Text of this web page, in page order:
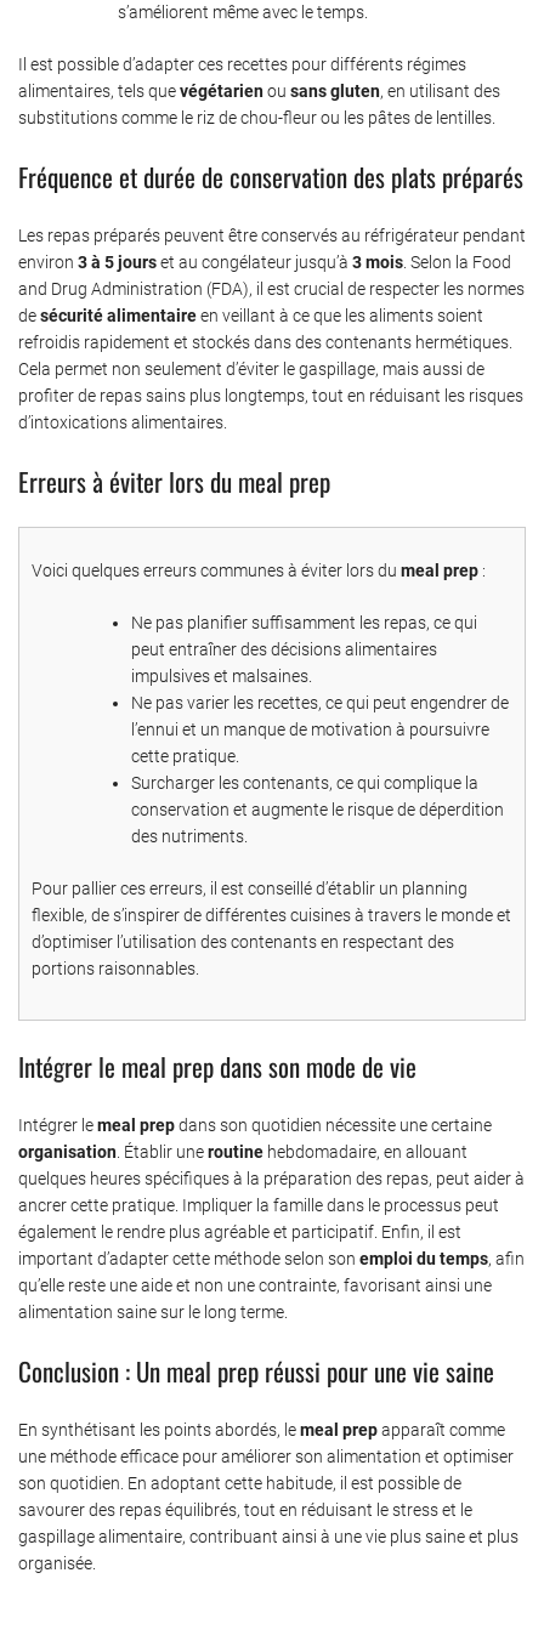
s’améliorent même avec le temps.
Il est possible d’adapter ces recettes pour différents régimes
alimentaires, tels quevégétarienou sans gluten, en utilisant des
substitutions comme le riz de chou-fleur ou les pâtes de lentilles.
Fréquence et durée de conservation des plats préparés
Les repas préparés peuvent être conservés au réfrigérateur pendant
environ 3 à 5 jourset au congélateur jusqu’à 3 mois . Selon la Food
and Drug Administration (FDA), il est crucial de respecter les normes
desécurité alimentaireen veillant à ce que les aliments soient
refroidis rapidement et stockés dans des contenants hermétiques.
Cela permet non seulement d’éviter le gaspillage, mais aussi de
profiter de repas sains plus longtemps, tout en réduisant les risques
d’intoxications alimentaires.
Erreurs à éviter lors du meal prep
Voici quelques erreurs communes à éviter lors du meal prep :
Ne pas planifier suffisamment les repas, ce qui
peut entraîner des décisions alimentaires
impulsives et malsaines.
Ne pas varier les recettes, ce qui peut engendrer de
l’ennui et un manque de motivation à poursuivre
cette pratique.
Surcharger les contenants, ce qui complique la
conservation et augmente le risque de déperdition
des nutriments.
Pour pallier ces erreurs, il est conseillé d’établir un planning
flexible, de s’inspirer de différentes cuisines à travers le monde et
d’optimiser l’utilisation des contenants en respectant des
portions raisonnables.
Intégrer le meal prep dans son mode de vie
Intégrer lemeal prepdans son quotidien nécessite une certaine
organisation . Établir uneroutine hebdomadaire, en allouant
quelques heures spécifiques à la préparation des repas, peut aider à
ancrer cette pratique. Impliquer la famille dans le processus peut
également le rendre plus agréable et participatif. Enfin, il est
important d’adapter cette méthode selon son emploi du temps, afin
qu’elle reste une aide et non une contrainte, favorisant ainsi une
alimentation saine sur le long terme.
Conclusion : Un meal prep réussi pour une vie saine
En synthétisant les points abordés, lemeal prepapparaît comme
une méthode efficace pour améliorer son alimentation et optimiser
son quotidien. En adoptant cette habitude, il est possible de
savourer des repas équilibrés, tout en réduisant le stress et le
gaspillage alimentaire, contribuant ainsi à une vie plus saine et plus
organisée.